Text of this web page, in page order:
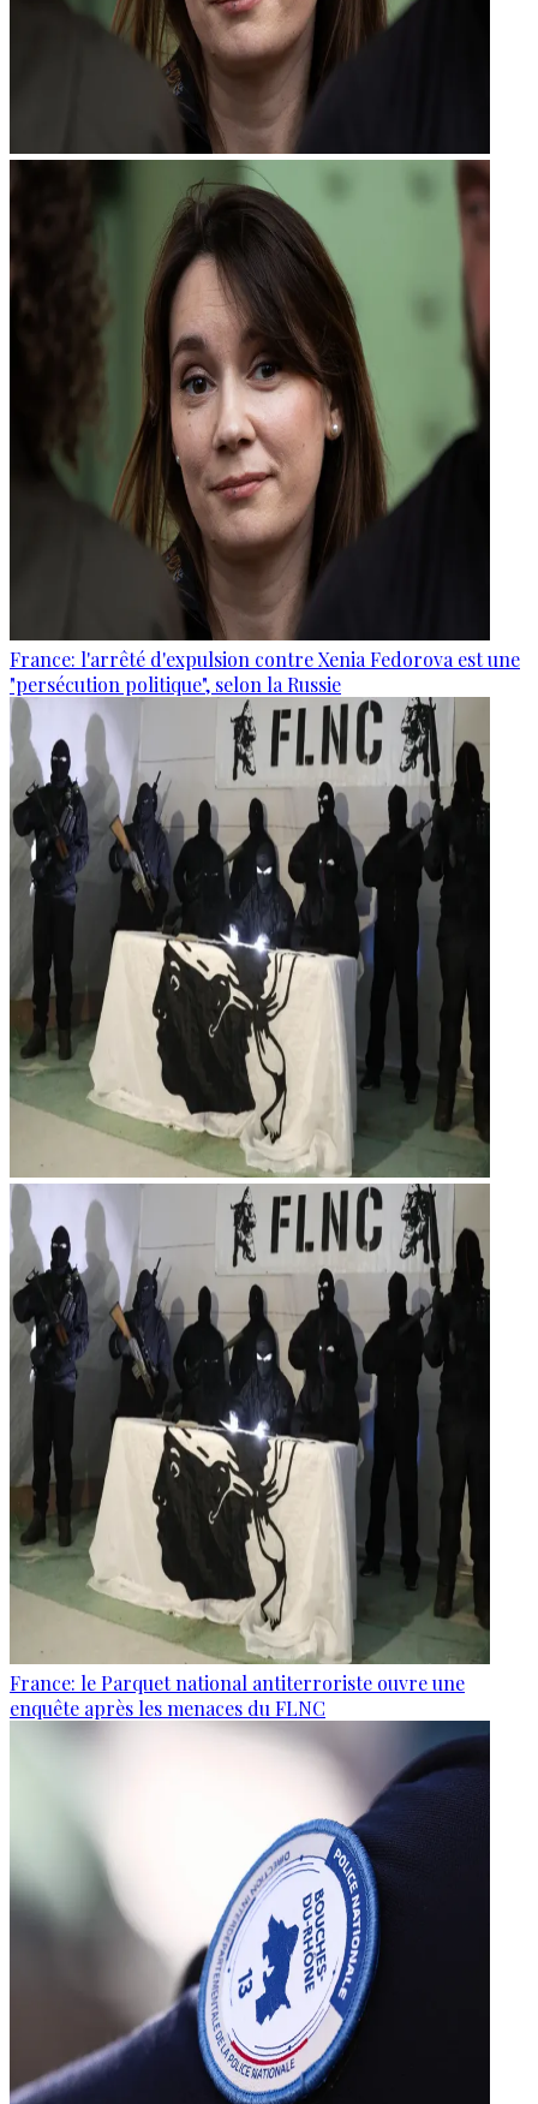
France: l'arrêté d'expulsion contre Xenia Fedorova est une
"persécution politique", selon la Russie
France: le Parquet national antiterroriste ouvre une
enquête après les menaces du FLNC